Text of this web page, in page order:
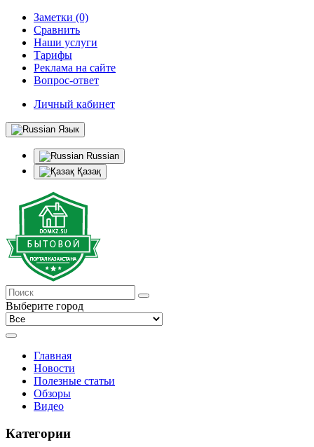
Заметки (0)
Сравнить
Наши услуги
Тарифы
Реклама на сайте
Вопрос-ответ
Личный кабинет
Язык
Russian
Қазақ
Выберите город
Главная
Новости
Полезные статьи
Обзоры
Видео
Категории